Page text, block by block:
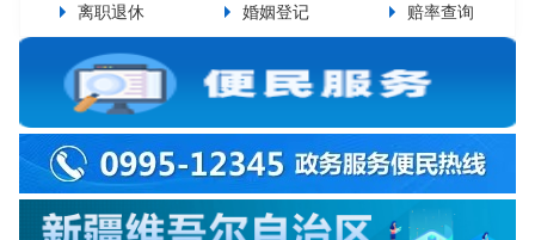
离职退休 婚姻登记 赔率查询